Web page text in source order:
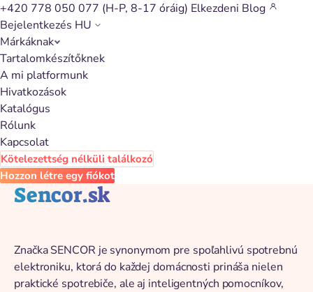
+420 778 050 077 (H-P, 8-17 óráig) Elkezdeni Blog
Bejelentkezés HU
Márkáknak
Tartalomkészítőknek
A mi platformunk
Hivatkozások
Katalógus
Rólunk
Kapcsolat
Kötelezettség nélküli találkozó
Hozzon létre egy fiókot
Vissza a katalógushoz
Sencor.sk
Značka SENCOR je synonymom pre spoľahlivú spotrebnú
elektroniku, ktorá do každej domácnosti prináša nielen
praktické spotrebiče, ale aj inteligentných pomocníkov,